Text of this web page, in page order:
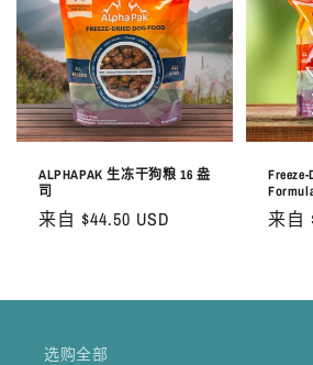
ALPHAPAK 生冻干狗粮 16 盎
司
常
格
来自 $44.50 USD
常
格
来自
选购全部